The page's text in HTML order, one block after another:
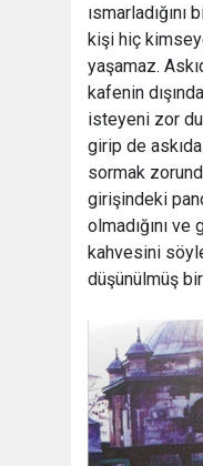
kişi hiç
yaşamaz.
kafenin
isteyeni zor
girip de
sormak
girişindeki
olmadığını ve
kahvesini
düşünülmüş